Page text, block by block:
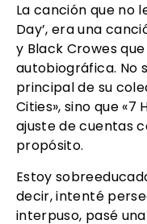
La canción que no
Day’, era una
y Black Crowes
autobiográfica. No
principal de su
Cities», sino que
ajuste de cuentas
propósito.
Estoy
decir, intenté
interpuso, pasé